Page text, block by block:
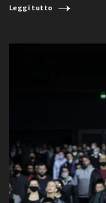
Leggi tutto